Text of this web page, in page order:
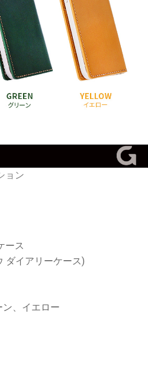
ョン
ス
リーケース)
、イエロー